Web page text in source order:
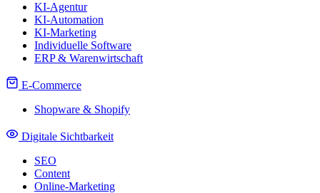
KI-Agentur
KI-Automation
KI-Marketing
Individuelle Software
ERP & Warenwirtschaft
E-Commerce
Shopware & Shopify
Digitale Sichtbarkeit
SEO
Content
Online-Marketing